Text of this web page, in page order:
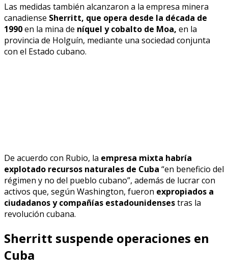
Las medidas también alcanzaron a la empresa minera
canadiense Sherritt, que opera desde la década de
1990en la mina de níquel y cobalto de Moa, en la
provincia de Holguín, mediante una sociedad conjunta
con el Estado cubano.
De acuerdo con Rubio, la empresa mixta habría
explotado recursos naturales de Cuba “en beneficio del
régimen y no del pueblo cubano”, además de lucrar con
activos que, según Washington, fueron expropiados a
ciudadanos y compañías estadounidensestras la
revolución cubana.
Sherritt suspende operaciones en
Cuba